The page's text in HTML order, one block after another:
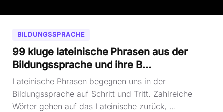
BILDUNGSSPRACHE
99 kluge lateinische Phrasen aus der
Bildungssprache und ihre B…
Lateinische Phrasen begegnen uns in der
Bildungssprache auf Schritt und Tritt. Zahlreiche
Wörter gehen auf das Lateinische zurück, …